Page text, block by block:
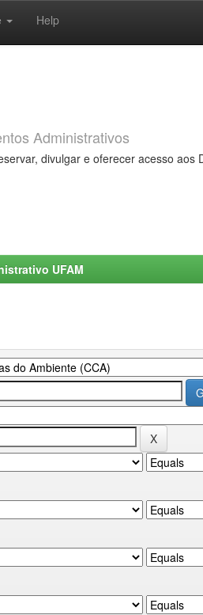
Help
Administrativos
divulgar e oferecer acesso
UFAM